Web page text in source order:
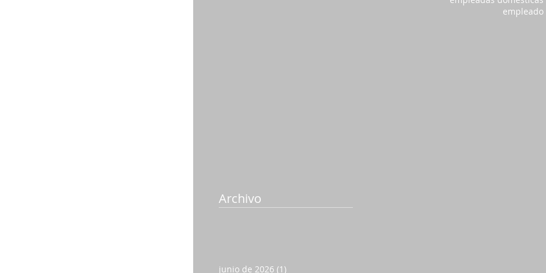
Archivo
junio de 2026 (1)
empleado